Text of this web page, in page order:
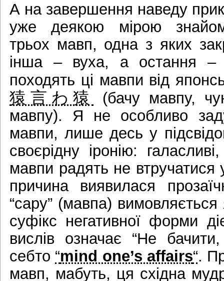
А на завершення наведу
уже деякою мірою
трьох мавп, одна з яких
інша – вуха, а остання –
походять ці мавпи від
猿言わ猿
(бачу мавпу,
мавпу). Я не особливо
мавпи, лише десь у
своєрідну іронію:
мавпи радять не
причина виявилася
“сару” (мавпа)
суфікс негативної форми
вислів означає “Не
себто “mind one’s affairs“.
мавп, мабуть, ця східна